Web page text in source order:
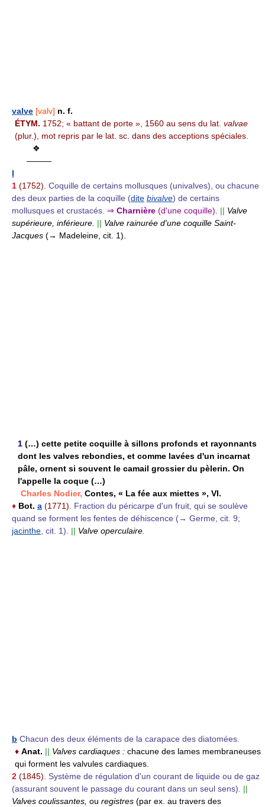
valve [valv] n. f.
ÉTYM. 1752; « battant de porte », 1560 au sens du lat. valvae
(plur.), mot repris par le lat. sc. dans des acceptions spéciales.
❖
———
I
1 (1752). Coquille de certains mollusques (univalves), ou chacune
des deux parties de la coquille (dite bivalve) de certains
mollusques et crustacés. ⇒ Charnière (d'une coquille). || Valve
supérieure, inférieure. || Valve rainurée d'une coquille Saint-
Jacques (→ Madeleine, cit. 1).
1 (…) cette petite coquille à sillons profonds et rayonnants
dont les valves rebondies, et comme lavées d'un incarnat
pâle, ornent si souvent le camail grossier du pèlerin. On
l'appelle la coque (…)
Charles Nodier, Contes, « La fée aux miettes », VI.
♦ Bot. a (1771).
Fraction du péricarpe d'un fruit, qui se soulève
quand se forment les fentes de déhiscence (→ Germe, cit. 9;
jacinthe , cit. 1). || Valve operculaire.
b Chacun des deux éléments de la carapace des diatomées.
♦ Anat. || Valves cardiaques : chacune des lames membraneuses
qui forment les valvules cardiaques.
2 (1845).
Système de régulation d'un courant de liquide ou de gaz
(assurant souvent le passage du courant dans un seul sens).
||
Valves coulissantes, ou registres (par ex. au travers des